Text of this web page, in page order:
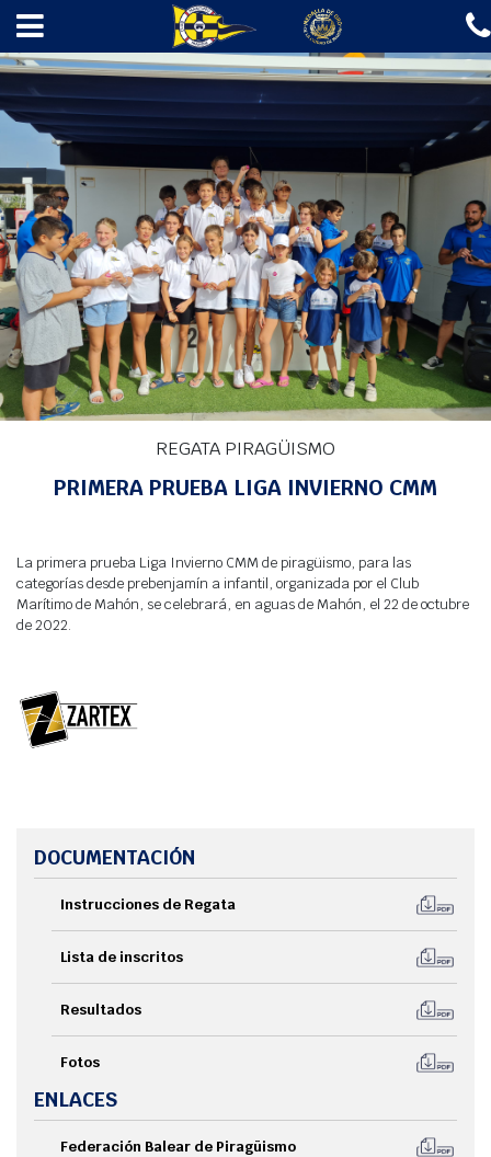
✖
EL CLUB
A LA MAR 2026
REGATAS
REGATAS DE VELA
REGATAS DE PIRAGÜISMO
AMARRES
GASOLINERA
NOTICIAS
CONTACTO
Agenda
Meteo
>REGATAS>REGATAS DE PIRAGÜISMO> 1ª PRUEBA LIGA INVIERNO
2022
REGATA PIRAGÜISMO
PRIMERA PRUEBA LIGA INVIERNO CMM
La primera prueba Liga Invierno CMM de piragüismo, para las
categorías desde prebenjamín a infantil, organizada por el Club
Marítimo de Mahón, se celebrará, en aguas de Mahón, el 22 de octubre
de 2022.
DOCUMENTACIÓN
Instrucciones de Regata
Lista de inscritos
Resultados
Fotos
ENLACES
Federación Balear de Piragüismo